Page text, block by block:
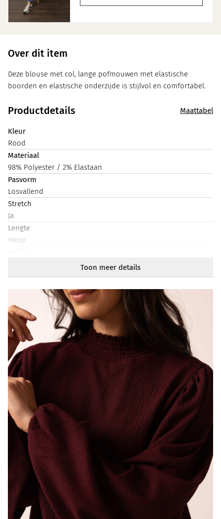
Over dit item
Deze blouse met col, lange pofmouwen met elastische
boorden en elastische onderzijde is stijlvol en comfortabel.
Productdetails Maattabel
Kleur
Rood
Materiaal
98% Polyester / 2% Elastaan
Pasvorm
Losvallend
Stretch
Ja
Lengte
Heup
Mouwlengte
Artikelnummer
217524-697
Toon meer details